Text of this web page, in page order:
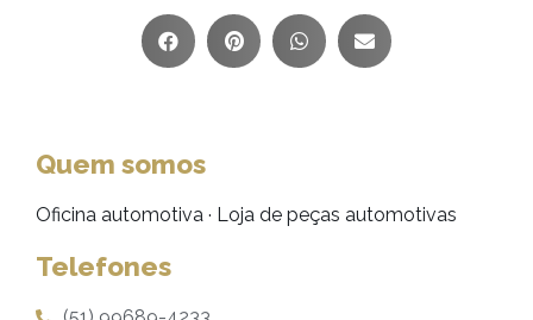
Quem somos
Oficina automotiva · Loja de peças automotivas
Telefones